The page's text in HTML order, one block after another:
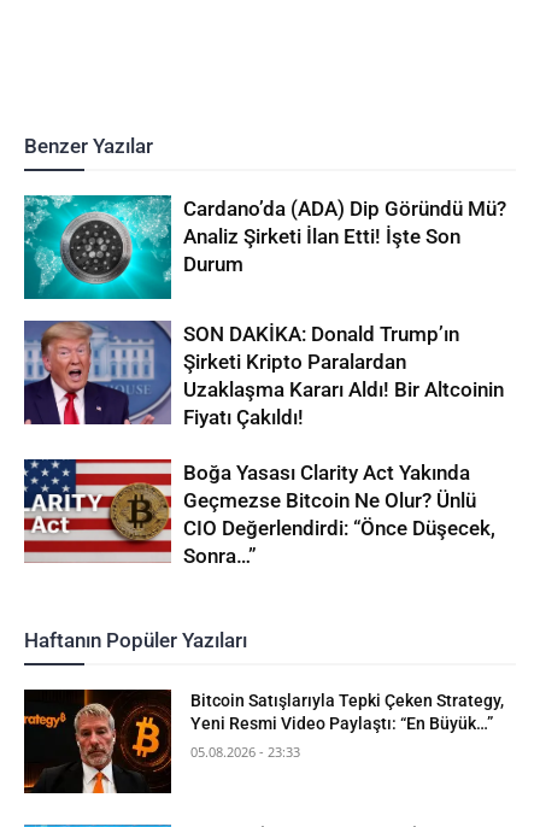
Benzer Yazılar
Cardano’da (ADA) Dip Göründü Mü?
Analiz Şirketi İlan Etti! İşte Son
Durum
SON DAKİKA: Donald Trump’ın
Şirketi Kripto Paralardan
Uzaklaşma Kararı Aldı! Bir Altcoinin
Fiyatı Çakıldı!
Boğa Yasası Clarity Act Yakında
Geçmezse Bitcoin Ne Olur? Ünlü
CIO Değerlendirdi: “Önce Düşecek,
Sonra…”
Haftanın Popüler Yazıları
Bitcoin Satışlarıyla Tepki Çeken Strategy,
Yeni Resmi Video Paylaştı: “En Büyük…”
05.08.2026 - 23:33